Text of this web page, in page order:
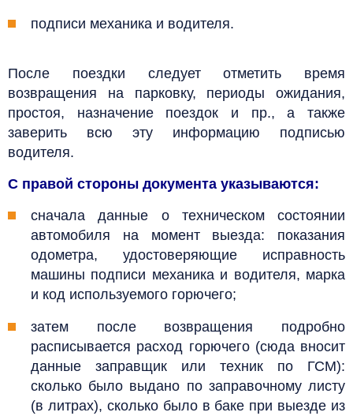
подписи механика и водителя.
После поездки следует отметить время
возвращения на парковку, периоды ожидания,
простоя, назначение поездок и пр., а также
заверить всю эту информацию подписью
водителя.
С правой стороны документа указываются:
сначала данные о техническом состоянии
автомобиля на момент выезда: показания
одометра, удостоверяющие исправность
машины подписи механика и водителя, марка
и код используемого горючего;
затем после возвращения подробно
расписывается расход горючего (сюда вносит
данные заправщик или техник по ГСМ):
сколько было выдано по заправочному листу
(в литрах), сколько было в баке при выезде из